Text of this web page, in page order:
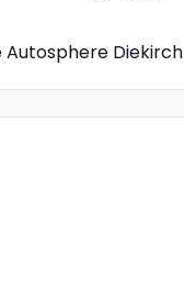
Autosphere Diekirch